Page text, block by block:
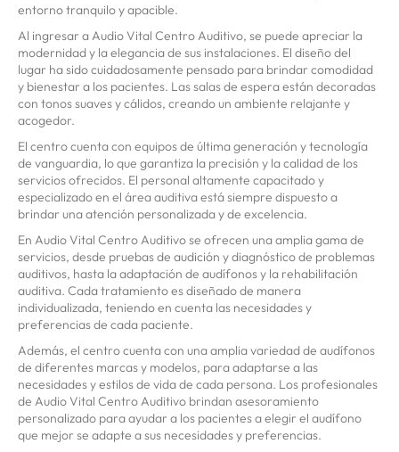
entorno tranquilo y apacible.
Al ingresar a Audio Vital Centro Auditivo, se puede apreciar la
modernidad y la elegancia de sus instalaciones. El diseño del
lugar ha sido cuidadosamente pensado para brindar comodidad
y bienestar a los pacientes. Las salas de espera están decoradas
con tonos suaves y cálidos, creando un ambiente relajante y
acogedor.
El centro cuenta con equipos de última generación y tecnología
de vanguardia, lo que garantiza la precisión y la calidad de los
servicios ofrecidos. El personal altamente capacitado y
especializado en el área auditiva está siempre dispuesto a
brindar una atención personalizada y de excelencia.
En Audio Vital Centro Auditivo se ofrecen una amplia gama de
servicios, desde pruebas de audición y diagnóstico de problemas
auditivos, hasta la adaptación de audífonos y la rehabilitación
auditiva. Cada tratamiento es diseñado de manera
individualizada, teniendo en cuenta las necesidades y
preferencias de cada paciente.
Además, el centro cuenta con una amplia variedad de audífonos
de diferentes marcas y modelos, para adaptarse a las
necesidades y estilos de vida de cada persona. Los profesionales
de Audio Vital Centro Auditivo brindan asesoramiento
personalizado para ayudar a los pacientes a elegir el audífono
que mejor se adapte a sus necesidades y preferencias.